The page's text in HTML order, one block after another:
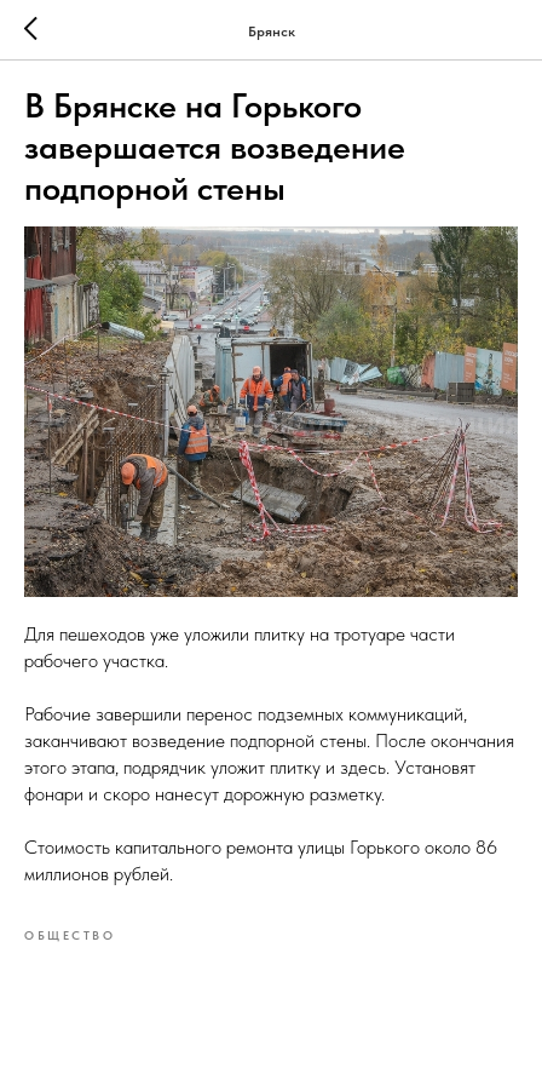
Брянск
В Брянске на Горького
завершается возведение
подпорной стены
Для пешеходов уже уложили плитку на тротуаре части
рабочего участка.
Рабочие завершили перенос подземных коммуникаций,
заканчивают возведение подпорной стены. После окончания
этого этапа, подрядчик уложит плитку и здесь. Установят
фонари и скоро нанесут дорожную разметку.
Стоимость капитального ремонта улицы Горького около 86
миллионов рублей.
ОБЩЕСТВО